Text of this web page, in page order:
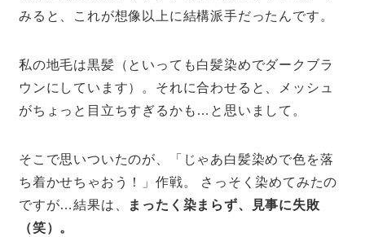
みると、これが想像以上に結構派手だったんです。
私の地毛は黒髪（といっても白髪染めでダークブラ
ウンにしています）。それに合わせると、メッシュ
がちょっと目立ちすぎるかも…と思いまして。
そこで思いついたのが、「じゃあ白髪染めで色を落
ち着かせちゃおう！」作戦。 さっそく染めてみたの
ですが…結果は、
まったく染まらず、見事に失敗
（笑）。